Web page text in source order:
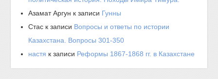
Азамат Аргун к записи Гунны
Стас к записи Вопросы и ответы по истории
Казахстана. Вопросы 301-350
настя к записи Реформы 1867-1868 гг. в Казахстане